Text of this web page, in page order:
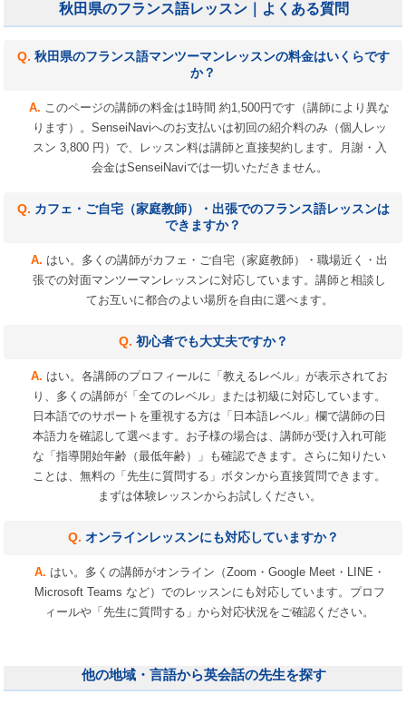
秋田県のフランス語レッスン｜よくある質問
秋田県のフランス語マンツーマンレッスンの料金はいくらです
か？
このページの講師の料金は1時間 約1,500円です（講師により異な
ります）。SenseiNaviへのお支払いは初回の紹介料のみ（個人レッ
スン 3,800 円）で、レッスン料は講師と直接契約します。月謝・入
会金はSenseiNaviでは一切いただきません。
カフェ・ご自宅（家庭教師）・出張でのフランス語レッスンは
できますか？
はい。多くの講師がカフェ・ご自宅（家庭教師）・職場近く・出
張での対面マンツーマンレッスンに対応しています。講師と相談し
てお互いに都合のよい場所を自由に選べます。
初心者でも大丈夫ですか？
はい。各講師のプロフィールに「教えるレベル」が表示されてお
り、多くの講師が「全てのレベル」または初級に対応しています。
日本語でのサポートを重視する方は「日本語レベル」欄で講師の日
本語力を確認して選べます。お子様の場合は、講師が受け入れ可能
な「指導開始年齢（最低年齢）」も確認できます。さらに知りたい
ことは、無料の「先生に質問する」ボタンから直接質問できます。
まずは体験レッスンからお試しください。
オンラインレッスンにも対応していますか？
はい。多くの講師がオンライン（Zoom・Google Meet・LINE・
Microsoft Teams など）でのレッスンにも対応しています。プロフ
ィールや「先生に質問する」から対応状況をご確認ください。
他の地域・言語から英会話の先生を探す